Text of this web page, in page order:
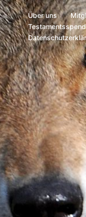
Über uns